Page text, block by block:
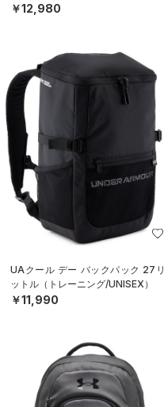
￥12,980
UAクール デー バックパック 27リ
ットル（トレーニング/UNISEX）
￥11,990